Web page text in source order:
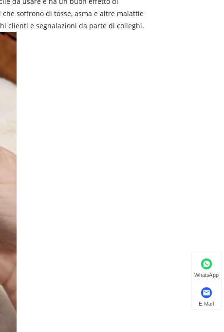
soffrono di tosse, asma e altre malattie
clienti e segnalazioni da parte di colleghi.
WhatsApp
E-Mail